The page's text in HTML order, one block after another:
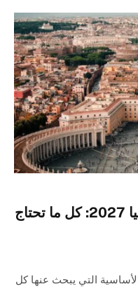
دليل تصريح الإقامة في إيطاليا 2027: كل ما تحتاج
التي يبحث عنها كل